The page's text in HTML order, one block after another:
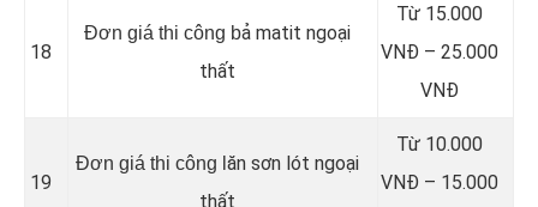
18
Đơn giá thi công bả matit ngoại
thất
Từ 15.000
VNĐ – 25.000
VNĐ
19
Đơn giá thi công l ăn sơn lót ngoại
thất
Từ 10.000
VNĐ – 15.000